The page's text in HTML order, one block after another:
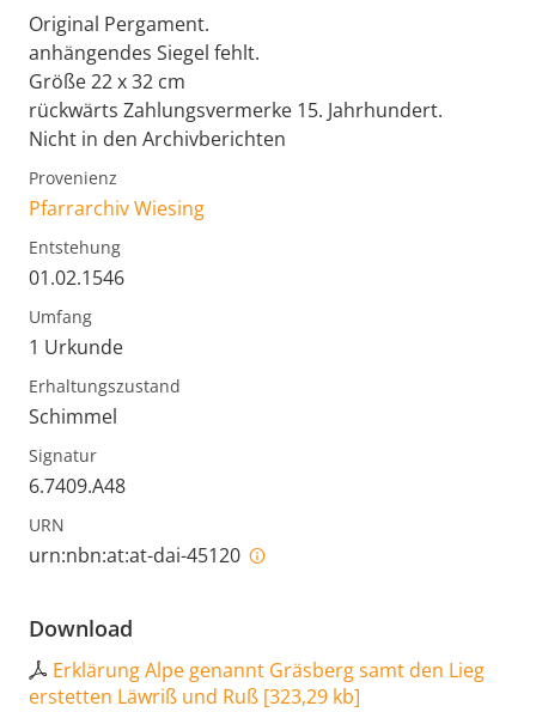
Original Pergament.
anhängendes Siegel fehlt.
Größe 22 x 32 cm
rückwärts Zahlungsvermerke 15. Jahrhundert.
Nicht in den Archivberichten
Provenienz
Pfarrarchiv Wiesing
Entstehung
01.02.1546
Umfang
1 Urkunde
Erhaltungszustand
Schimmel
Signatur
6.7409.A48
URN
urn:nbn:at:at-dai-45120
Download
Erklärung Alpe genannt Gräsberg samt den Lieg
erstetten Läwriß und Ruß [323,29 kb]